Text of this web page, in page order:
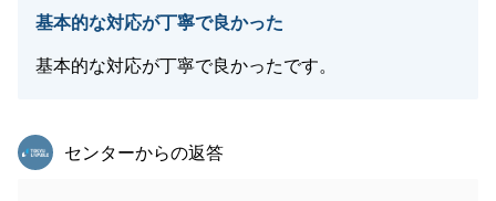
基本的な対応が丁寧で良かった
基本的な対応が丁寧で良かったです。
東急リバブル
センターからの返答